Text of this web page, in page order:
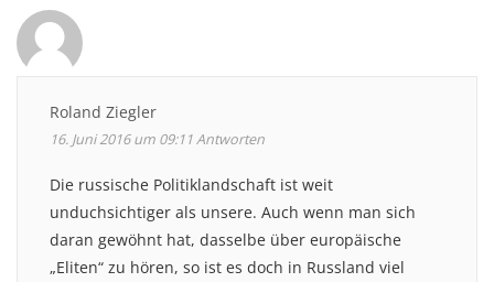
Roland Ziegler
16. Juni 2016 um 09:11Antworten
Die russische Politiklandschaft ist weit
unduchsichtiger als unsere. Auch wenn man sich
daran gewöhnt hat, dasselbe über europäische
„Eliten“ zu hören, so ist es doch in Russland viel